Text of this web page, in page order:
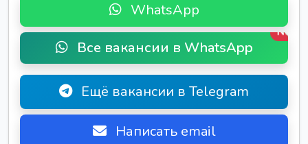
WhatsApp
Все вакансии в WhatsApp
New
Ещё вакансии в Telegram
Написать email